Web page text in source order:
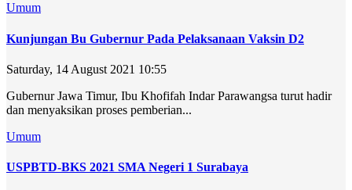
Umum
Kunjungan Bu Gubernur Pada Pelaksanaan Vaksin D2
Saturday, 14 August 2021 10:55
Gubernur Jawa Timur, Ibu Khofifah Indar Parawangsa turut hadir
dan menyaksikan proses pemberian...
Umum
USPBTD-BKS 2021 SMA Negeri 1 Surabaya